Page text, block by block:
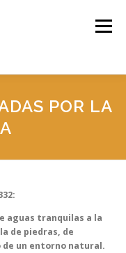
Menú
RESERVAS
POR LA
aguas tranquilas a la
de piedras, de
un entorno natural.